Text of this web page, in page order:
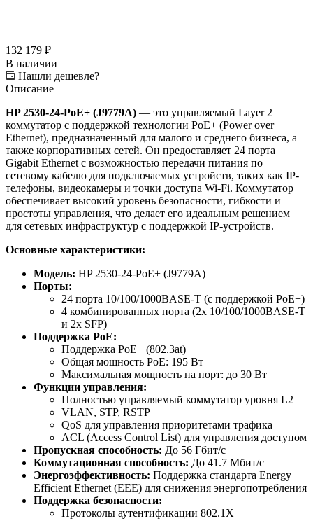
132 179 ₽
В наличии
Нашли дешевле?
Описание
HP 2530-24-PoE+ (J9779A) — это управляемый Layer 2
коммутатор с поддержкой технологии PoE+ (Power over
Ethernet), предназначенный для малого и среднего бизнеса, а
также корпоративных сетей. Он предоставляет 24 порта
Gigabit Ethernet с возможностью передачи питания по
сетевому кабелю для подключаемых устройств, таких как IP-
телефоны, видеокамеры и точки доступа Wi-Fi. Коммутатор
обеспечивает высокий уровень безопасности, гибкости и
простоты управления, что делает его идеальным решением
для сетевых инфраструктур с поддержкой IP-устройств.
Основные характеристики:
Модель: HP 2530-24-PoE+ (J9779A)
Порты:
24 порта 10/100/1000BASE-T (с поддержкой PoE+)
4 комбинированных порта (2x 10/100/1000BASE-T
и 2x SFP)
Поддержка PoE:
Поддержка PoE+ (802.3at)
Общая мощность PoE: 195 Вт
Максимальная мощность на порт: до 30 Вт
Функции управления:
Полностью управляемый коммутатор уровня L2
VLAN, STP, RSTP
QoS для управления приоритетами трафика
ACL (Access Control List) для управления доступом
Пропускная способность: До 56 Гбит/с
Коммутационная способность: До 41.7 Мбит/с
Энергоэффективность: Поддержка стандарта Energy
Efficient Ethernet (EEE) для снижения энергопотребления
Поддержка безопасности:
Протоколы аутентификации 802.1X